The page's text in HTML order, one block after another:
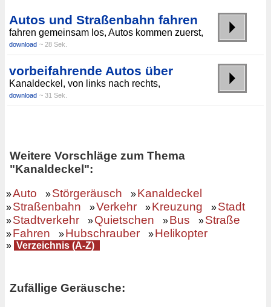
Autos und Straßenbahn fahren
fahren gemeinsam los, Autos kommen zuerst,
download ~ 28 Sek.
vorbeifahrende Autos über
Kanaldeckel, von links nach rechts,
download ~ 31 Sek.
Weitere Vorschläge zum Thema
"Kanaldeckel":
»Auto »Störgeräusch »Kanaldeckel
»Straßenbahn »Verkehr »Kreuzung »Stadt
»Stadtverkehr »Quietschen »Bus »Straße
»Fahren »Hubschrauber »Helikopter
» Verzeichnis (A-Z)
Zufällige Geräusche: